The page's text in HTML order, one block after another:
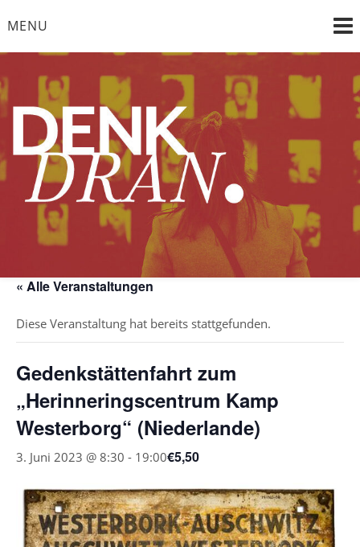
toMENU
DENK DRAN e. V.
"die Vergangenheit im Bewusstsein, die Zukunft im Blick"
« Alle Veranstaltungen
Diese Veranstaltung hat bereits stattgefunden.
Gedenkstättenfahrt zum
„Herinneringscentrum Kamp
Westerborg“ (Niederlande)
3. Juni 2023 @ 8:30 - 19:00€5,50